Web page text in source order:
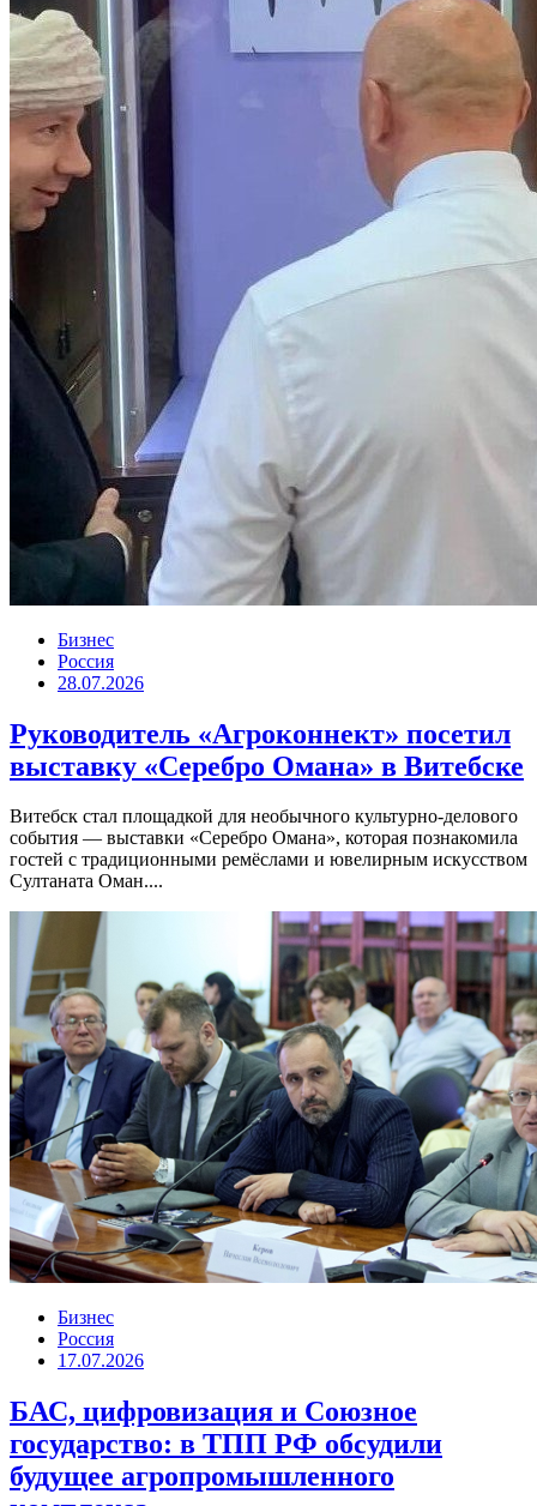
Бизнес
Россия
28.07.2026
Руководитель «Агроконнект» посетил
выставку «Серебро Омана» в Витебске
Витебск стал площадкой для необычного культурно-делового
события — выставки «Серебро Омана», которая познакомила
гостей с традиционными ремёслами и ювелирным искусством
Султаната Оман....
Бизнес
Россия
17.07.2026
БАС, цифровизация и Союзное
государство: в ТПП РФ обсудили
будущее агропромышленного